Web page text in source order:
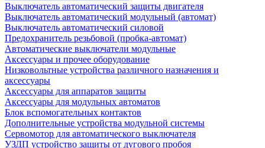
Выключатель автоматический защиты двигателя
Выключатель автоматический модульный (автомат)
Выключатель автоматический силовой
Предохранитель резьбовой (пробка-автомат)
Автоматические выключатели модульные
Аксессуары и прочее оборудование
Низковольтные устройства различного назначения и
аксессуары
Аксессуары для аппаратов защиты
Аксессуары для модульных автоматов
Блок вспомогательных контактов
Дополнительные устройства модульной системы
Сервомотор для автоматического выключателя
УЗДП устройство защиты от дугового пробоя